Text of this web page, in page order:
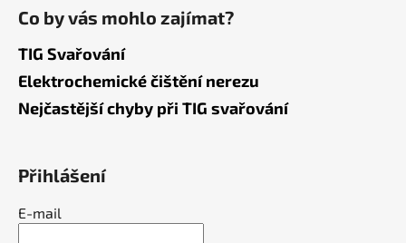
Co by vás mohlo zajímat?
TIG Svařování
Elektrochemické čištění nerezu
Nejčastější chyby při TIG svařování
Přihlášení
E-mail